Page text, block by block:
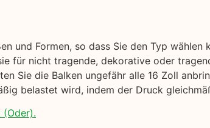
und Formen, so dass Sie den Typ
für nicht tragende, dekorative oder
Sie die Balken ungefähr alle 16 Zoll
belastet wird, indem der Druck
(Oder).